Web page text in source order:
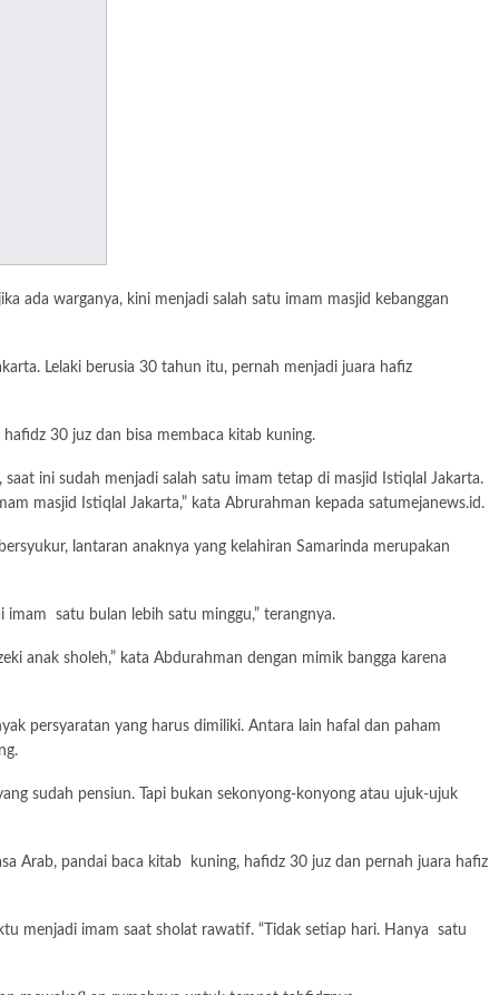
ada warganya, kini menjadi salah satu imam masjid kebanggan
Lelaki berusia 30 tahun itu, pernah menjadi juara hafiz
30 juz dan bisa membaca kitab kuning.
ini sudah menjadi salah satu imam tetap di masjid Istiqlal Jakarta.
masjid Istiqlal Jakarta,” kata Abrurahman kepada satumejanews.id.
lantaran anaknya yang kelahiran Samarinda merupakan
imam satu bulan lebih satu minggu,” terangnya.
anak sholeh,” kata Abdurahman dengan mimik bangga karena
persyaratan yang harus dimiliki. Antara lain hafal dan paham
sudah pensiun. Tapi bukan sekonyong-konyong atau ujuk-ujuk
Arab, pandai baca kitab kuning, hafidz 30 juz dan pernah juara hafiz
menjadi imam saat sholat rawatif. “Tidak setiap hari. Hanya satu